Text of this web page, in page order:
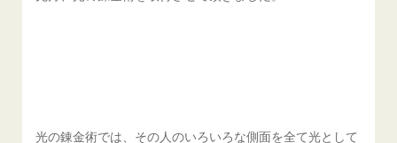
光の錬金術では、その人のいろいろな側面を全て光として